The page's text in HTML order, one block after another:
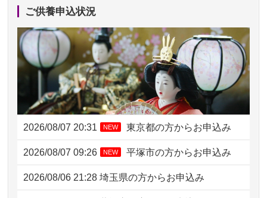
ご供養申込状況
2026/08/07 20:31 NEW 東京都の方からお申込み
2026/08/07 09:26 NEW 平塚市の方からお申込み
2026/08/06 21:28 埼玉県の方からお申込み